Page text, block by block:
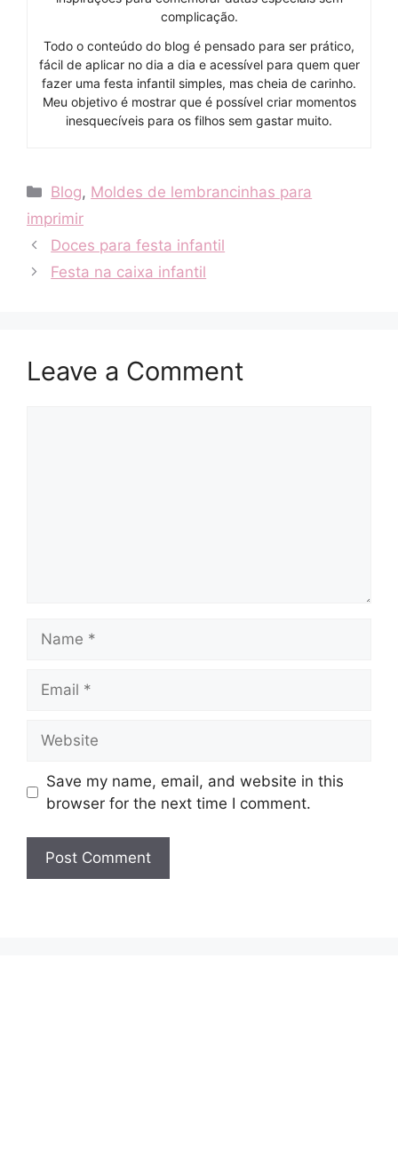
complicação.
Todo o conteúdo do blog é pensado para ser prático,
fácil de aplicar no dia a dia e acessível para quem quer
fazer uma festa infantil simples, mas cheia de carinho.
Meu objetivo é mostrar que é possível criar momentos
inesquecíveis para os filhos sem gastar muito.
Categories
Blog, Moldes de lembrancinhas para
imprimir
Doces para festa infantil
Festa na caixa infantil
Leave a Comment
Save my name, email, and website in this
browser for the next time I comment.